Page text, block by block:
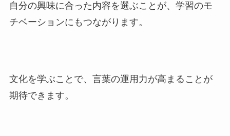
自分の興味に合った内容を選ぶことが、学習のモ
チベーションにもつながります。
文化を学ぶことで、言葉の運用力が高まることが
期待できます。